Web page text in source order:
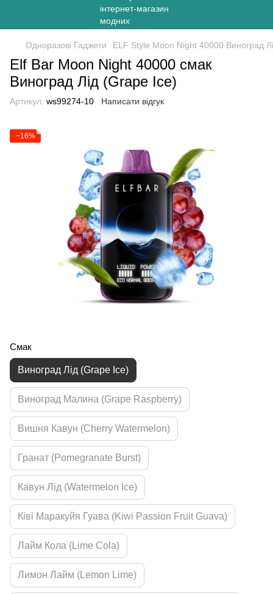
Одноразові Гаджети ELF Style Moon Night 40000 Виноград
Elf Bar Moon Night 40000 смак
Виноград Лід (Grape Ice)
Артикул: ws99274-10 Написати відгук
−16%
Смак
Виноград Лід (Grape Ice)
Виноград Малина (Grape Raspberry)
Вишня Кавун (Cherry Watermelon)
Гранат (Pomegranate Burst)
Кавун Лід (Watermelon Ice)
Ківі Маракуйя Гуава (Kiwi Passion Fruit Guava)
Лайм Кола (Lime Cola)
Лимон Лайм (Lemon Lime)